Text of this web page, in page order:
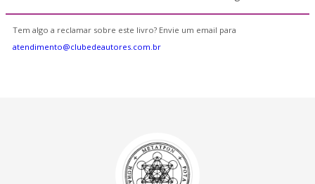
Tem algo a reclamar sobre este livro? Envie um email para
atendimento@clubedeautores.com.br